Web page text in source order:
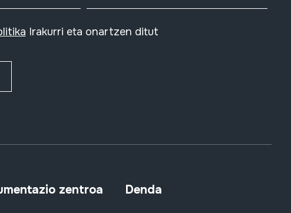
Irakurri eta onartzen ditut
zentroa Denda